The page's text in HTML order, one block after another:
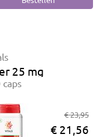
25 mg
caps
€ 23,95
€ 21,56